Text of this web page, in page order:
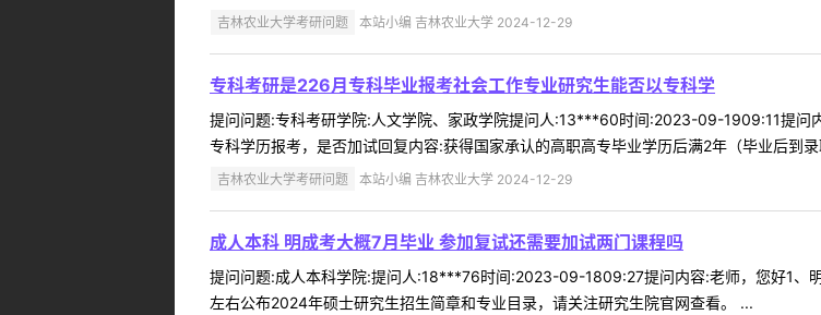
吉林农业大学考研问题 本站小编 吉林农业大学 2024-12-29
专科考研是226月专科毕业报考社会工作专业研究生能否以专科学
提问问题:专科考研学院:人文学院、家政学院提问人:13***60时间:2023-09-1909:11提问
专科学历报考，是否加试回复内容:获得国家承认的高职高专毕业学历后满2年（毕业后到
吉林农业大学考研问题 本站小编 吉林农业大学 2024-12-29
成人本科 明成考大概7月毕业 参加复试还需要加试两门课程吗
提问问题:成人本科学院:提问人:18***76时间:2023-09-1809:27提问内容:老师，您好1、
左右公布2024年硕士研究生招生简章和专业目录，请关注研究生院官网查看。 ...